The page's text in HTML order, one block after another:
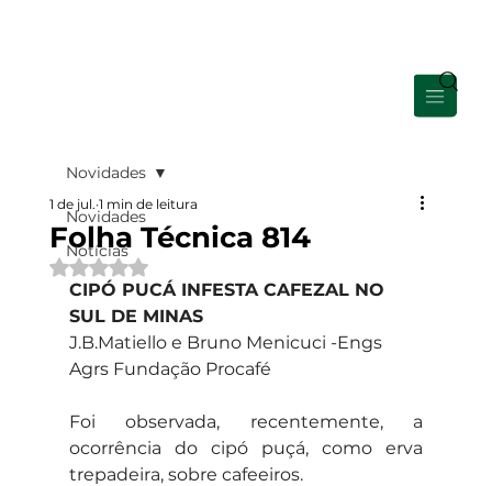
Novidades
Notícias
Novidades
Folha Técnica 814
1 de jul. 1 min de leitura
Avaliado com NaN de 5 estrelas.
CIPÓ PUCÁ INFESTA CAFEZAL NO
SUL DE MINAS
J.B.Matiello e Bruno Menicuci -Engs
Agrs Fundação Procafé
Foi observada, recentemente, a
ocorrência do cipó puçá, como erva
trepadeira, sobre cafeeiros.